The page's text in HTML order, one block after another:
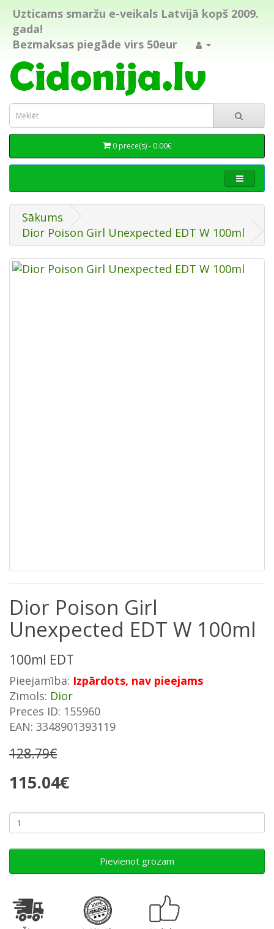
Uzticams smaržu e-veikals Latvijā kopš 2009.
gada!
Bezmaksas piegāde virs 50eur
0 prece(s) - 0.00€
Sākums
Dior Poison Girl Unexpected EDT W 100ml
Dior Poison Girl
Unexpected EDT W 100ml
100ml EDT
Pieejamība: Izpārdots, nav pieejams
Zīmols: Dior
Preces ID: 155960
EAN: 3348901393119
128.79€
115.04€
Pievienot grozam